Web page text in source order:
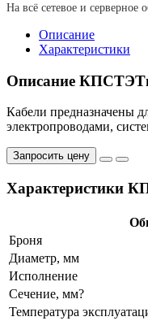
На всё сетевое и серверное
Описание
Характеристики
Описание
Кабели предназначены
электропроводами,
Запросить цену
Характеристики
Броня
Диаметр, мм
Исполнение
Сечение, мм?
Температура